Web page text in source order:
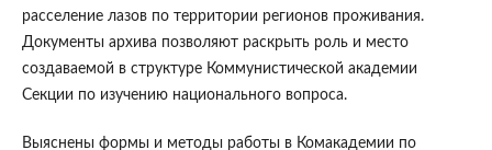
расселение лазов по территории регионов проживания.
Документы архива позволяют раскрыть роль и место
создаваемой в структуре Коммунистической академии
Секции по изучению национального вопроса.
Выяснены формы и методы работы в Комакадемии по